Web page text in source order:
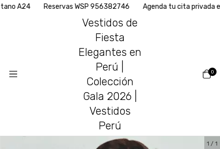
A24 Reservas WSP 956382746 Agenda tu cita privada en
Vestidos de
Fiesta
Elegantes en
Perú |
Colección
Gala 2026 |
Vestidos
Perú
0
1 / 1